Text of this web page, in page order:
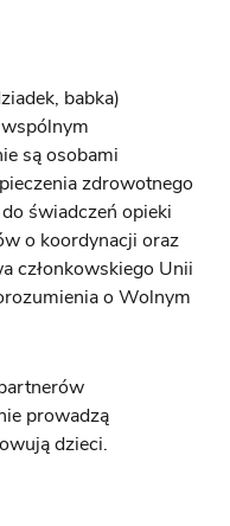
babka)
są osobami
zdrowotnego
świadczeń opieki
o koordynacji oraz
członkowskiego Unii
o Wolnym
prowadzą
dzieci.